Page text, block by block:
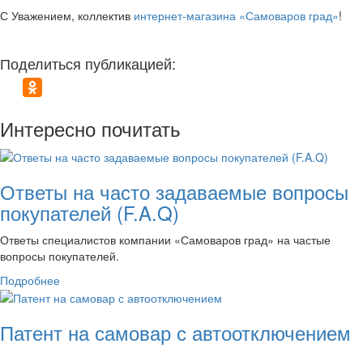
С Уважением, коллектив интернет-магазина «Самоваров град»!
Поделиться публикацией:
Интересно почитать
Ответы на часто задаваемые вопросы
покупателей (F.A.Q)
Ответы специалистов компании «Самоваров град» на частые
вопросы покупателей.
Подробнее
Патент на самовар с автоотключением